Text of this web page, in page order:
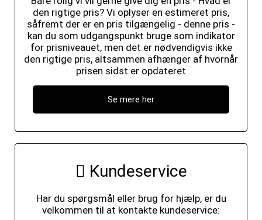
den rigtige pris? Vi oplyser en estimeret pris,
såfremt der er en pris tilgængelig - denne pris -
kan du som udgangspunkt bruge som indikator
for prisniveauet, men det er nødvendigvis ikke
den rigtige pris, altsammen afhænger af hvornår
prisen sidst er opdateret
Se mere her
Kundeservice
Har du spørgsmål eller brug for hjælp, er du
velkommen til at kontakte kundeservice: